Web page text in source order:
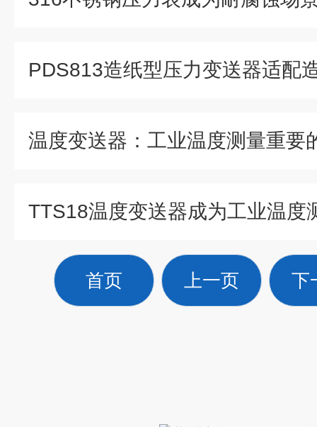
温度变送器：工业温度测量重要
首页 上一页 下